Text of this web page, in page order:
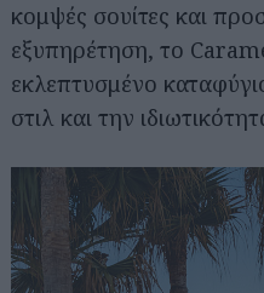
κομψές σουίτες και
εξυπηρέτηση, το
εκλεπτυσμένο
στιλ και την